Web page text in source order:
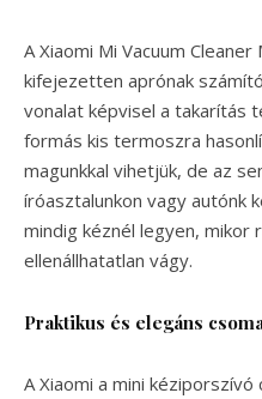
A Xiaomi Mi Vacuum
kifejezetten aprónak
vonalat képvisel a takarítás
formás kis termoszra
magunkkal vihetjük, de az
íróasztalunkon vagy autónk
mindig kéznél legyen, mikor
ellenállhatatlan vágy.
Praktikus és elegáns
A Xiaomi a mini